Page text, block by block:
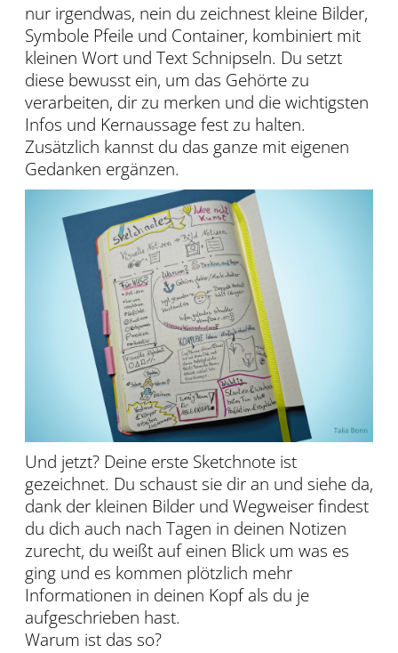
nur irgendwas, nein du zeichnest kleine Bilder,
Symbole Pfeile und Container, kombiniert mit
kleinen Wort und Text Schnipseln. Du setzt
diese bewusst ein, um das Gehörte zu
verarbeiten, dir zu merken und die wichtigsten
Infos und Kernaussage fest zu halten.
Zusätzlich kannst du das ganze mit eigenen
Gedanken ergänzen.
Und jetzt? Deine erste Sketchnote ist
gezeichnet. Du schaust sie dir an und siehe da,
dank der kleinen Bilder und Wegweiser findest
du dich auch nach Tagen in deinen Notizen
zurecht, du weißt auf einen Blick um was es
ging und es kommen plötzlich mehr
Informationen in deinen Kopf als du je
aufgeschrieben hast.
Warum ist das so?